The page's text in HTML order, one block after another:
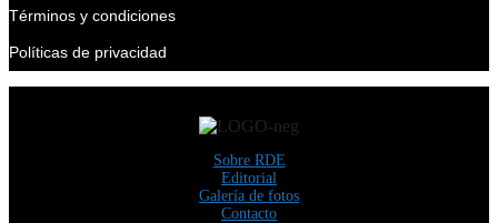
Términos y condiciones
Políticas de privacidad
Sobre RDE
Editorial
Galería de fotos
Contacto